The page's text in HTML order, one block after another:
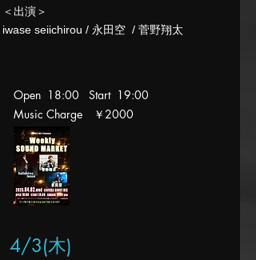
​＜出演＞
iwase seiichirou / 永田空 / 菅野翔太
Open 18:00 Start 19:00
Music Charge ￥2000
4/3(木)